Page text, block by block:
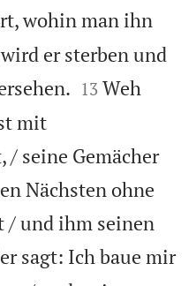
wohin man ihn
er sterben und


13 Weh
mit
seine Gemächer
Nächsten ohne
/ und ihm seinen
sagt: Ich baue mir